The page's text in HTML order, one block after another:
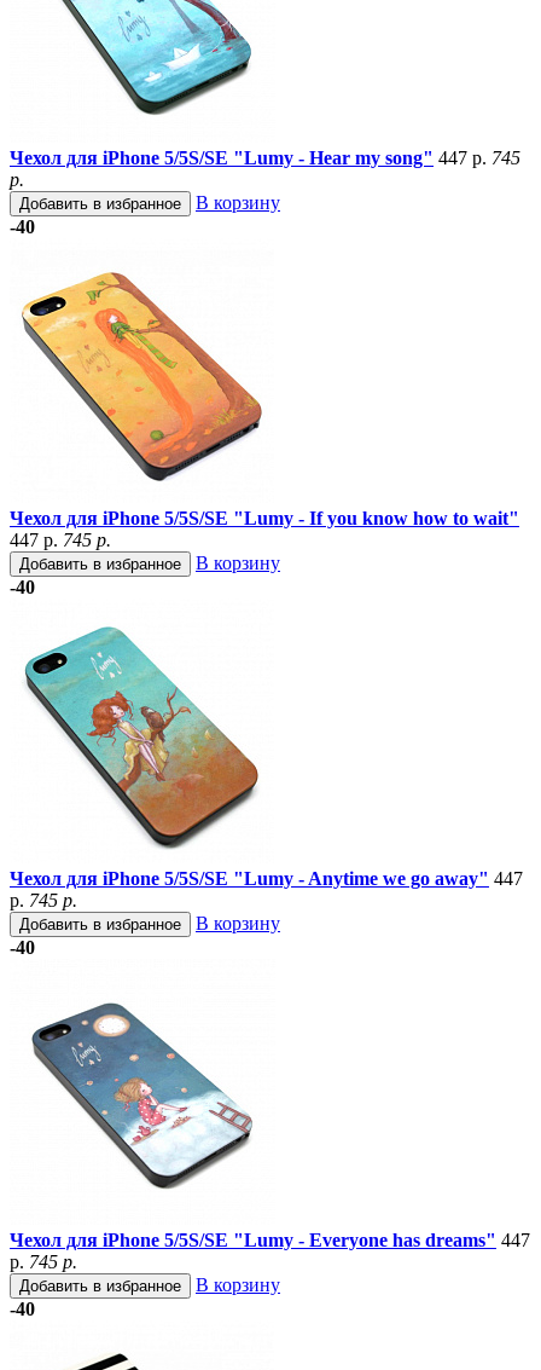
Чехол для iPhone 5/5S/SE "Lumy - Hear my song" 447 р. 745
р.
Добавить в избранное
В корзину
-40
Чехол для iPhone 5/5S/SE "Lumy - If you know how to wait"
447 р. 745 р.
Добавить в избранное
В корзину
-40
Чехол для iPhone 5/5S/SE "Lumy - Anytime we go away" 447
р. 745 р.
Добавить в избранное
В корзину
-40
Чехол для iPhone 5/5S/SE "Lumy - Everyone has dreams" 447
р. 745 р.
Добавить в избранное
В корзину
-40